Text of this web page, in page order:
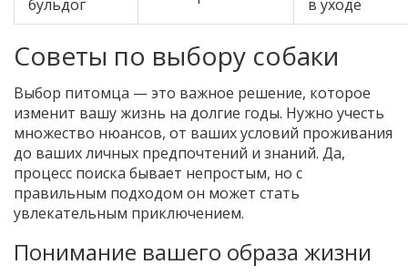
бульдог в уходе
Советы по выбору собаки
Выбор питомца — это важное решение, которое
изменит вашу жизнь на долгие годы. Нужно учесть
множество нюансов, от ваших условий проживания
до ваших личных предпочтений и знаний. Да,
процесс поиска бывает непростым, но с
правильным подходом он может стать
увлекательным приключением.
Понимание вашего образа жизни